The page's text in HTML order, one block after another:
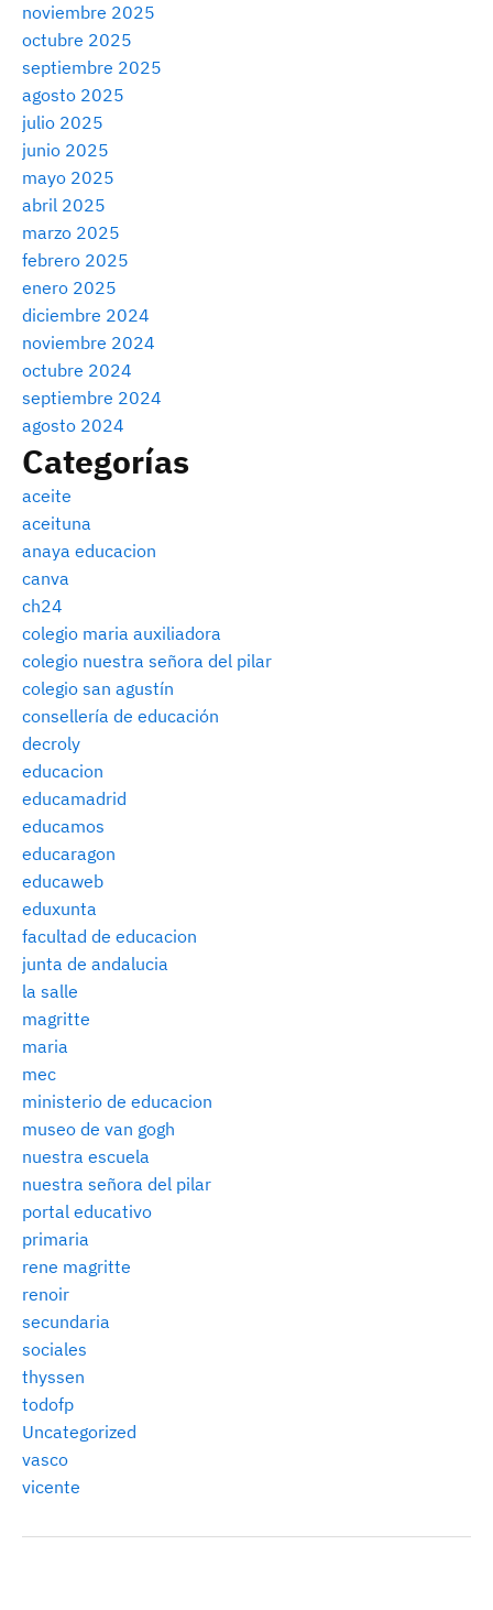
noviembre 2025
octubre 2025
septiembre 2025
agosto 2025
julio 2025
junio 2025
mayo 2025
abril 2025
marzo 2025
febrero 2025
enero 2025
diciembre 2024
noviembre 2024
octubre 2024
septiembre 2024
agosto 2024
Categorías
aceite
aceituna
anaya educacion
canva
ch24
colegio maria auxiliadora
colegio nuestra señora del pilar
colegio san agustín
consellería de educación
decroly
educacion
educamadrid
educamos
educaragon
educaweb
eduxunta
facultad de educacion
junta de andalucia
la salle
magritte
maria
mec
ministerio de educacion
museo de van gogh
nuestra escuela
nuestra señora del pilar
portal educativo
primaria
rene magritte
renoir
secundaria
sociales
thyssen
todofp
Uncategorized
vasco
vicente